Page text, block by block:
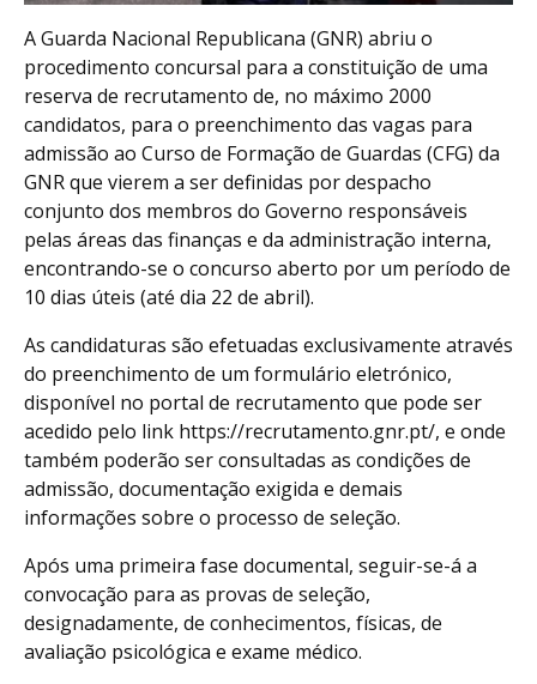
A Guarda Nacional Republicana (GNR) abriu o
procedimento concursal para a constituição de uma
reserva de recrutamento de, no máximo 2000
candidatos, para o preenchimento das vagas para
admissão ao Curso de Formação de Guardas (CFG) da
GNR que vierem a ser definidas por despacho
conjunto dos membros do Governo responsáveis
pelas áreas das finanças e da administração interna,
encontrando-se o concurso aberto por um período de
10 dias úteis (até dia 22 de abril).
As candidaturas são efetuadas exclusivamente através
do preenchimento de um formulário eletrónico,
disponível no portal de recrutamento que pode ser
acedido pelo link https://recrutamento.gnr.pt/, e onde
também poderão ser consultadas as condições de
admissão, documentação exigida e demais
informações sobre o processo de seleção.
Após uma primeira fase documental, seguir-se-á a
convocação para as provas de seleção,
designadamente, de conhecimentos, físicas, de
avaliação psicológica e exame médico.